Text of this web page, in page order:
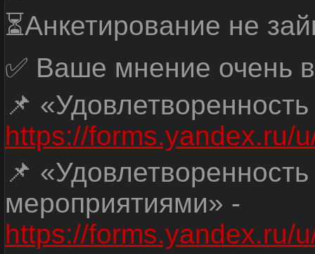
⏳Анкетирование не
✅ Ваше мнение очень
📌
https://forms.yandex.ru/
📌
мероприятиями» -
https://forms.yandex.ru/